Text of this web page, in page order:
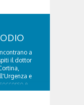
a
il dottor
e
e
sezione...